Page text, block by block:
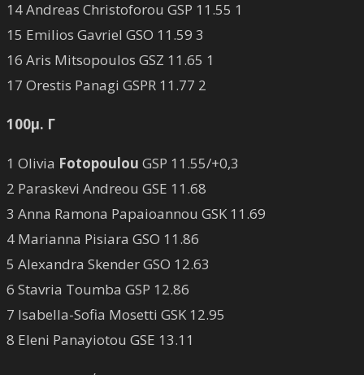
14 Andreas Christoforou GSP 11.55 1
15 Emilios Gavriel GSO 11.59 3
16 Aris Mitsopoulos GSZ 11.65 1
17 Orestis Panagi GSPR 11.77 2
100μ. Γ
1 Olivia Fotopoulou GSP 11.55/+0,3
2 Paraskevi Andreou GSE 11.68
3 Anna Ramona Papaioannou GSK 11.69
4 Marianna Pisiara GSO 11.86
5 Alexandra Skender GSO 12.63
6 Stavria Toumba GSP 12.86
7 Isabella-Sofia Mosetti GSK 12.95
8 Eleni Panayiotou GSE 13.11